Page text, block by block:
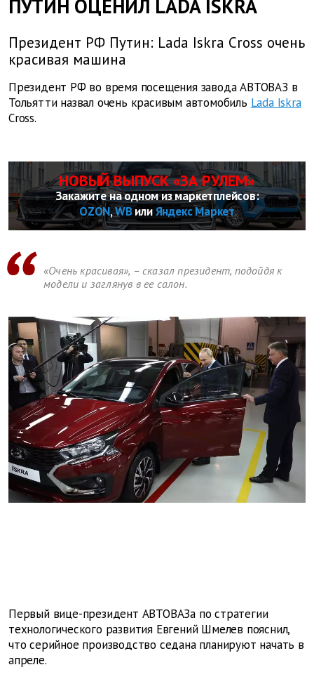
ПУТИН ОЦЕНИЛ LADA ISKRA
Президент РФ Путин: Lada Iskra Cross очень
красивая машина
Президент РФ во время посещения завода АВТОВАЗ в
Тольятти назвал очень красивым автомобиль Lada Iskra
Cross.
НОВЫЙ ВЫПУСК «ЗА РУЛЕМ»
Закажите на одном из маркетплейсов:
OZON,WBилиЯндекс Маркет
«Очень красивая», – сказал президент, подойдя к
модели и заглянув в ее салон.
Первый вице-президент АВТОВАЗа по стратегии
технологического развития Евгений Шмелев пояснил,
что серийное производство седана планируют начать в
апреле.